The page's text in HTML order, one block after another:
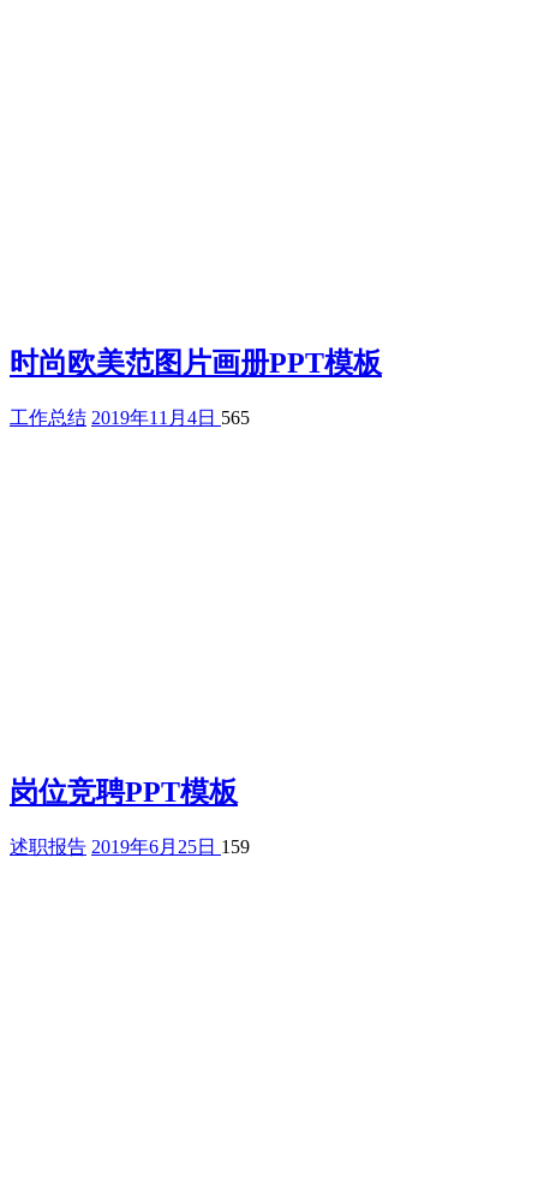
时尚欧美范图片画册PPT模板
工作总结 2019年11月4日 565
岗位竞聘PPT模板
述职报告 2019年6月25日 159